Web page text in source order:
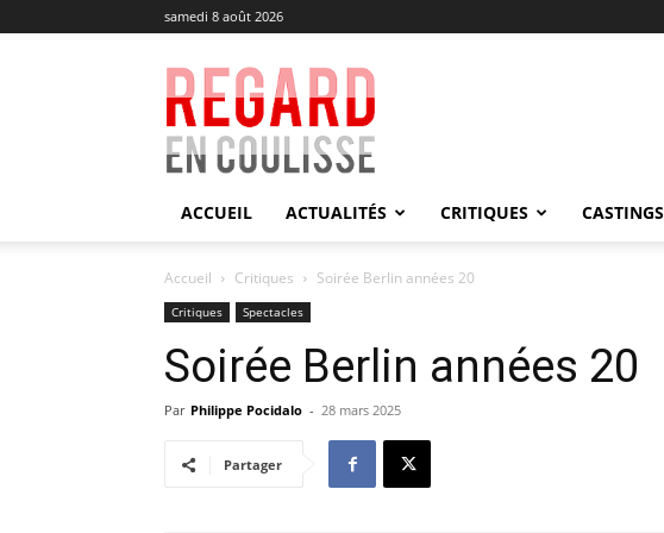
samedi 8 août 2026
Regard
en
Coulisse
ACCUEIL ACTUALITÉS CRITIQUES CASTINGS
Accueil Critiques Soirée Berlin années 20
Critiques Spectacles
Soirée Berlin années 20
Par Philippe Pocidalo - 28 mars 2025
Partager